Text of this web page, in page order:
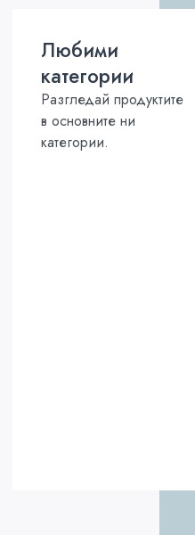
Любими
категории
Разгледай продуктите
в основните ни
категории.